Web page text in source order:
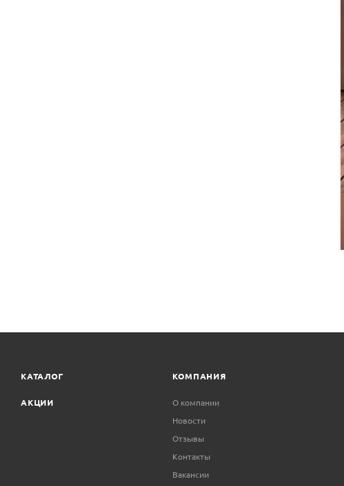
КАТАЛОГ
АКЦИИ
КОМПАНИЯ
О компании
Новости
Отзывы
Контакты
Вакансии